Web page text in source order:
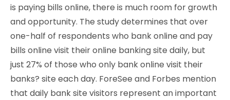
is paying bills online, there is much room for growth
and opportunity. The study determines that over
one-half of respondents who bank online and pay
bills online visit their online banking site daily, but
just 27% of those who only bank online visit their
banks? site each day. ForeSee and Forbes mention
that daily bank site visitors represent an important